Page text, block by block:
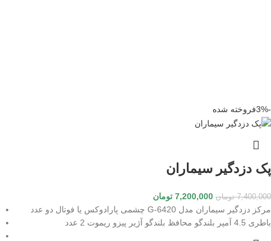
-3% فروخته شده
پک دزدگیر سیماران
7,400,000 تومان 7,200,000 تومان
مرکز دزدگیر سیماران مدل G-6420 چشمی پارادوکس یا فوتال دو عدد
باطری 4.5 آمپر بلندگو محافظ بلندگو آژیر پیزو ریموت 2 عدد